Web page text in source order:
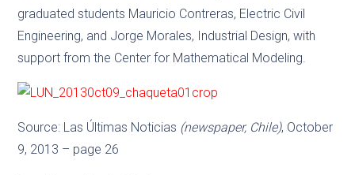
graduated students Mauricio Contreras, Electric Civil
Engineering, and Jorge Morales, Industrial Design, with
support from the Center for Mathematical Modeling.
Source: Las Últimas Noticias (newspaper, Chile), October
9, 2013 – page 26